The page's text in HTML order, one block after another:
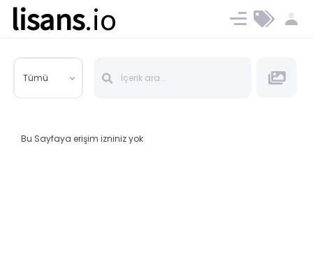
lisans.io Ücret ve Planlar
Tümü
Bu Sayfaya erişim izniniz yok